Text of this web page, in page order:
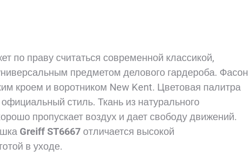
по праву считаться современной классикой,
предметом делового гардероба. Фасон
кроем и воротником New Kent. Цветовая палитра
стиль. Ткань из натурального
пропускает воздух и дает свободу движений.
Greiff ST6667 отличается высокой
в уходе.